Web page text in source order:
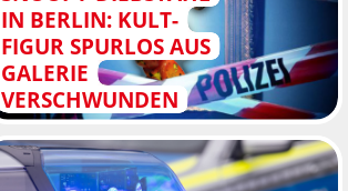
IN BERLIN: KULT-
FIGUR SPURLOS AUS
GALERIE
VERSCHWUNDEN